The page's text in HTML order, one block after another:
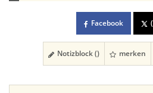
Facebook
Notizblock () merken